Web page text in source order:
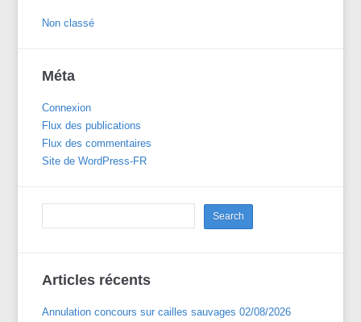
Non classé
Méta
Connexion
Flux des publications
Flux des commentaires
Site de WordPress-FR
Articles récents
Annulation concours sur cailles sauvages 02/08/2026